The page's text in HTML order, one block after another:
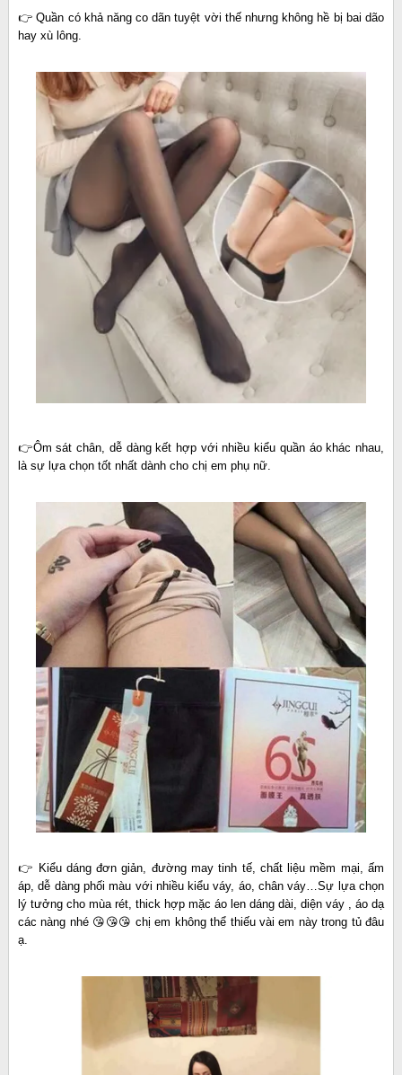
👉 Quần có khả năng co dãn tuyệt vời thế nhưng không hề bị bai dão
hay xù lông.
👉Ôm sát chân, dễ dàng kết hợp với nhiều kiểu quần áo khác nhau,
là sự lựa chọn tốt nhất dành cho chị em phụ nữ.
👉 Kiểu dáng đơn giản, đường may tinh tế, chất liệu mềm mại, ấm
áp, dễ dàng phối màu với nhiều kiểu váy, áo, chân váy…Sự lựa chọn
lý tưởng cho mùa rét, thick hợp mặc áo len dáng dài, diện váy , áo dạ
các nàng nhé 😘😘😘 chị em không thể thiếu vài em này trong tủ đâu
ạ.